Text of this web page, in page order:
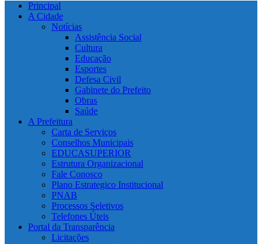
Principal
A Cidade
Notícias
Assistência Social
Cultura
Educação
Esportes
Defesa Civil
Gabinete do Prefeito
Obras
Saúde
A Prefeitura
Carta de Serviços
Conselhos Municipais
EDUCASUPERIOR
Estrutura Organizacional
Fale Conosco
Plano Estrategico Institucional
PNAB
Processos Seletivos
Telefones Úteis
Portal da Transparência
Licitações